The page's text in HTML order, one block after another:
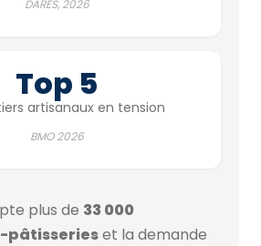
DARES, 2026
Top 5
artisanaux en tension
BMO 2026
plus de 33 000
pâtisserieset la demande